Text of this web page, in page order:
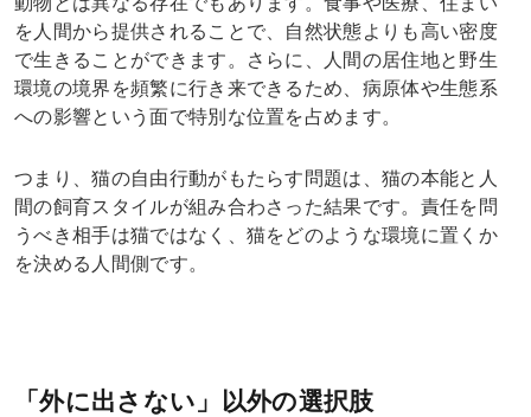
を人間から提供されることで、自然状態よりも高い密度
で生きることができます。さらに、人間の居住地と野生
環境の境界を頻繁に行き来できるため、病原体や生態系
への影響という面で特別な位置を占めます。
つまり、猫の自由行動がもたらす問題は、猫の本能と人
間の飼育スタイルが組み合わさった結果です。責任を問
うべき相手は猫ではなく、猫をどのような環境に置くか
を決める人間側です。
「外に出さない」以外の選択肢